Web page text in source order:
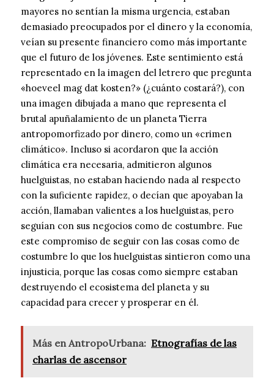
mayores no sentían la misma urgencia, estaban
demasiado preocupados por el dinero y la economía,
veían su presente financiero como más importante
que el futuro de los jóvenes. Este sentimiento está
representado en la imagen del letrero que pregunta
«hoeveel mag dat kosten?» (¿cuánto costará?), con
una imagen dibujada a mano que representa el
brutal apuñalamiento de un planeta Tierra
antropomorfizado por dinero, como un «crimen
climático». Incluso si acordaron que la acción
climática era necesaria, admitieron algunos
huelguistas, no estaban haciendo nada al respecto
con la suficiente rapidez, o decían que apoyaban la
acción, llamaban valientes a los huelguistas, pero
seguían con sus negocios como de costumbre. Fue
este compromiso de seguir con las cosas como de
costumbre lo que los huelguistas sintieron como una
injusticia, porque las cosas como siempre estaban
destruyendo el ecosistema del planeta y su
capacidad para crecer y prosperar en él.
Más en AntropoUrbana: Etnografías de las
charlas de ascensor